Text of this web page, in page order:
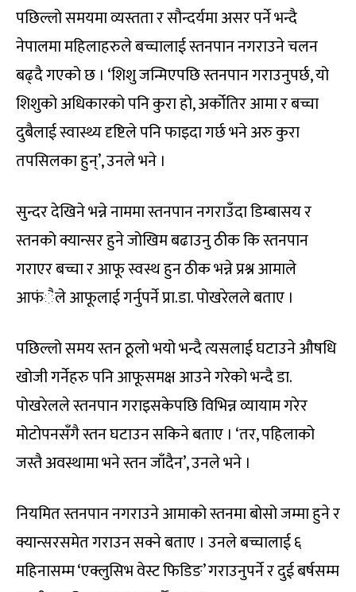
पछिल्लो समयमा व्यस्तता र सौन्दर्यमा असर पर्ने भन्दै
नेपालमा महिलाहरुले बच्चालाई स्तनपान नगराउने चलन
बढ्दै गएको छ । ‘शिशु जन्मिएपछि स्तनपान गराउनुपर्छ, यो
शिशुको अधिकारको पनि कुरा हो, अर्कोतिर आमा र बच्चा
दुबैलाई स्वास्थ्य दृष्टिले पनि फाइदा गर्छ भने अरु कुरा
तपसिलका हुन्’, उनले भने ।
सुन्दर देखिने भन्ने नाममा स्तनपान नगराउँदा डिम्बासय र
स्तनको क्यान्सर हुने जोखिम बढाउनु ठीक कि स्तनपान
गराएर बच्चा र आफू स्वस्थ हुन ठीक भन्ने प्रश्न आमाले
आफंैले आफूलाई गर्नुपर्ने प्रा.डा. पोखरेलले बताए ।
पछिल्लो समय स्तन ठूलो भयो भन्दै त्यसलाई घटाउने औषधि
खोजी गर्नेहरु पनि आफूसमक्ष आउने गरेको भन्दै डा.
पोखरेलले स्तनपान गराइसकेपछि विभिन्न व्यायाम गरेर
मोटोपनसँगै स्तन घटाउन सकिने बताए । ‘तर, पहिलाको
जस्तै अवस्थामा भने स्तन जाँदैन’, उनले भने ।
नियमित स्तनपान नगराउने आमाको स्तनमा बोसो जम्मा हुने र
क्यान्सरसमेत गराउन सक्ने बताए । उनले बच्चालाई ६
महिनासम्म ‘एक्लुसिभ वेस्ट फिडिङ’ गराउनुपर्ने र दुई बर्षसम्म